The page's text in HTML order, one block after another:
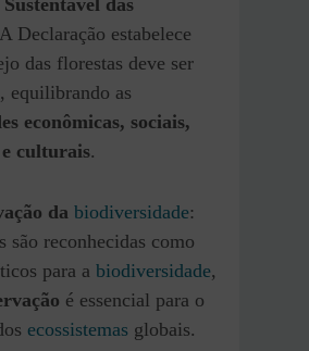
Declaração estabelece
das florestas deve ser
equilibrando as
econômicas, sociais,
e culturais.
da biodiversidade:
são reconhecidas como
para a biodiversidade,
é essencial para o
ecossistemas globais.